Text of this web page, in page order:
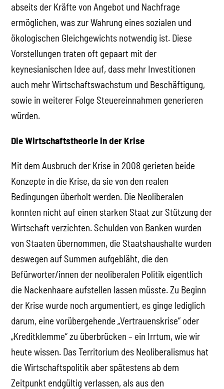
abseits der Kräfte von Angebot und Nachfrage
ermöglichen, was zur Wahrung eines sozialen und
ökologischen Gleichgewichts notwendig ist. Diese
Vorstellungen traten oft gepaart mit der
keynesianischen Idee auf, dass mehr Investitionen
auch mehr Wirtschaftswachstum und Beschäftigung,
sowie in weiterer Folge Steuereinnahmen generieren
würden.
Die Wirtschaftstheorie in der Krise
Mit dem Ausbruch der Krise in 2008 gerieten beide
Konzepte in die Krise, da sie von den realen
Bedingungen überholt werden. Die Neoliberalen
konnten nicht auf einen starken Staat zur Stützung der
Wirtschaft verzichten. Schulden von Banken wurden
von Staaten übernommen, die Staatshaushalte wurden
deswegen auf Summen aufgebläht, die den
Befürworter/innen der neoliberalen Politik eigentlich
die Nackenhaare aufstellen lassen müsste. Zu Beginn
der Krise wurde noch argumentiert, es ginge lediglich
darum, eine vorübergehende „Vertrauenskrise“ oder
„Kreditklemme“ zu überbrücken – ein Irrtum, wie wir
heute wissen. Das Territorium des Neoliberalismus hat
die Wirtschaftspolitik aber spätestens ab dem
Zeitpunkt endgültig verlassen, als aus den